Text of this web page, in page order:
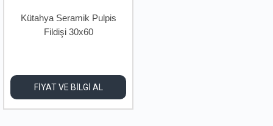
Kütahya Seramik Pulpis
Fildişi 30x60
FİYAT VE BİLGİ AL